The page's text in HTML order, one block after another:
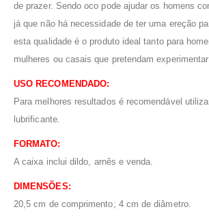
de prazer. Sendo oco pode ajudar os homens
já que não há necessidade de ter uma ereção
esta qualidade é o produto ideal tanto para
mulheres ou casais que pretendam
USO RECOMENDADO:
Para melhores resultados é recomendável
lubrificante.
FORMATO:
A caixa inclui dildo, arnês e venda.
DIMENSÕES:
20,5 cm de comprimento; 4 cm de diâmetro.